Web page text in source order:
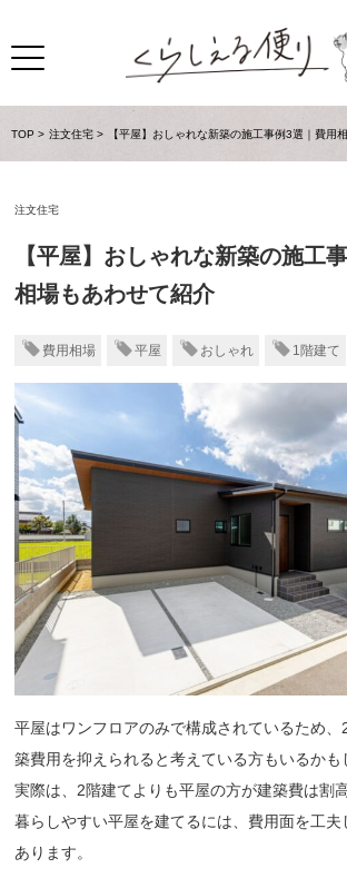
TOP 注文住宅 【平屋】おしゃれな新築の施工事例3選｜費用
注文住宅
【平屋】おしゃれな新築の施工
相場もあわせて紹介
費用相場 平屋 おしゃれ 1階建て
平屋はワンフロアのみで構成されているため、
築費用を抑えられると考えている方もいるかも
実際は、2階建てよりも平屋の方が建築費は割
暮らしやすい平屋を建てるには、費用面を工
あります。